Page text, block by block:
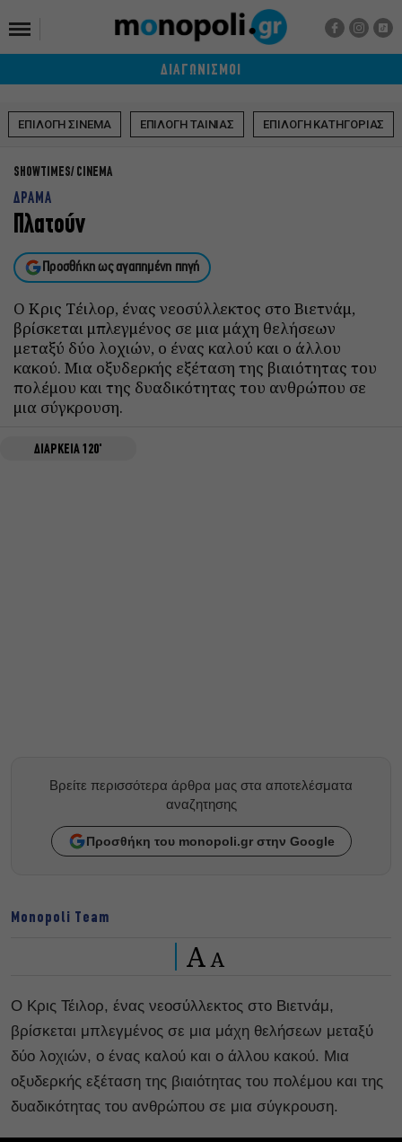
ΔΙΑΓΩΝΙΣΜΟΙ
ΕΠΙΛΟΓΗ ΣΙΝΕΜΑ ΕΠΙΛΟΓΗ ΤΑΙΝΙΑΣ ΕΠΙΛΟΓΗ ΚΑΤΗΓΟΡΙΑΣ
SHOWTIMES CINEMA
ΔΡΑΜΑ
Πλατούν
Προσθήκη ως αγαπημένη πηγή
Ο Κρις Τέιλορ, ένας νεοσύλλεκτος στο Βιετνάμ,
βρίσκεται μπλεγμένος σε μια μάχη θελήσεων
μεταξύ δύο λοχιών, ο ένας καλού και ο άλλου
κακού. Μια οξυδερκής εξέταση της βιαιότητας του
πολέμου και της δυαδικότητας του ανθρώπου σε
μια σύγκρουση.
ΔΙΑΡΚΕΙΑ 120'
Βρείτε περισσότερα άρθρα μας στα αποτελέσματα
αναζητησης
Προσθήκη του monopoli.gr στην Google
Monopoli Team
A A
Ο Κρις Τέιλορ, ένας νεοσύλλεκτος στο Βιετνάμ,
βρίσκεται μπλεγμένος σε μια μάχη θελήσεων μεταξύ
δύο λοχιών, ο ένας καλού και ο άλλου κακού. Μια
οξυδερκής εξέταση της βιαιότητας του πολέμου και της
δυαδικότητας του ανθρώπου σε μια σύγκρουση.